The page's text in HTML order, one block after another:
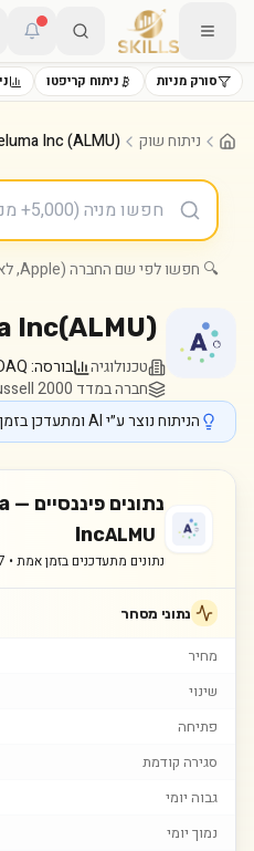
סורק מניות ניתוח קריפטו
ניתוח שוק Inc (ALMU)
🔍 חפשו לפי שם החברה (Apple, לאומי) או סימול (AAPL, LUMI.TA)
Inc(ALMU)
טכנולוגיה בורסה:
חברה במדד Russell 2000
הניתוח נוצר ע״י AI ומתעדכן בזמן אמת
נתונים פיננסיים —
IncALMU
נתונים מתעדכנים בזמן אמת • 7
נתוני מסחר
מחיר
שינוי
פתיחה
סגירה קודמת
גבוה יומי
נמוך יומי